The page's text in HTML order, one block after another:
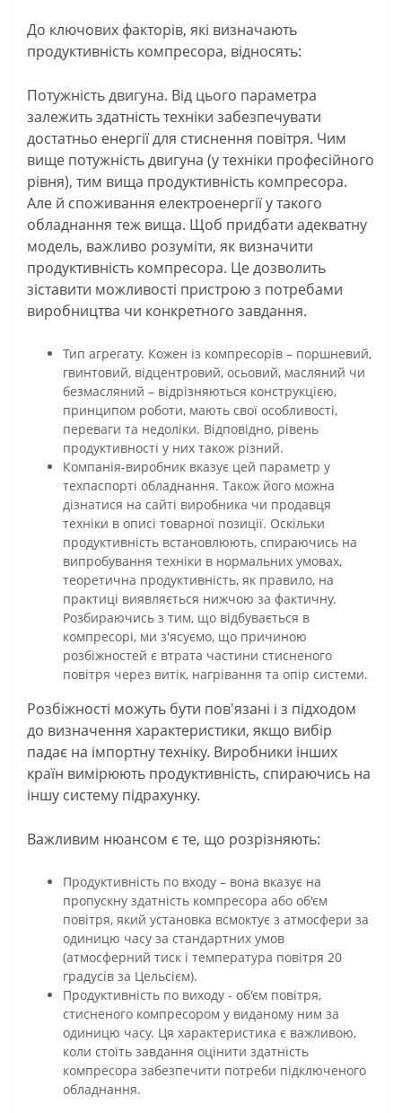
До ключових факторів, які визначають
продуктивність компресора, відносять:
Потужність двигуна. Від цього параметра
залежить здатність техніки забезпечувати
достатньо енергії для стиснення повітря. Чим
вище потужність двигуна (у техніки професійного
рівня), тим вища продуктивність компресора.
Але й споживання електроенергії у такого
обладнання теж вища. Щоб придбати адекватну
модель, важливо розуміти, як визначити
продуктивність компресора. Це дозволить
зіставити можливості пристрою з потребами
виробництва чи конкретного завдання.
Тип агрегату. Кожен із компресорів – поршневий,
гвинтовий, відцентровий, осьовий, масляний чи
безмасляний – відрізняються конструкцією,
принципом роботи, мають свої особливості,
переваги та недоліки. Відповідно, рівень
продуктивності у них також різний.
Компанія-виробник вказує цей параметр у
техпаспорті обладнання. Також його можна
дізнатися на сайті виробника чи продавця
техніки в описі товарної позиції. Оскільки
продуктивність встановлюють, спираючись на
випробування техніки в нормальних умовах,
теоретична продуктивність, як правило, на
практиці виявляється нижчою за фактичну.
Розбираючись з тим, що відбувається в
компресорі, ми з'ясуємо, що причиною
розбіжностей є втрата частини стисненого
повітря через витік, нагрівання та опір системи.
Розбіжності можуть бути пов'язані і з підходом
до визначення характеристики, якщо вибір
падає на імпортну техніку. Виробники інших
країн вимірюють продуктивність, спираючись на
іншу систему підрахунку.
Важливим нюансом є те, що розрізняють:
Продуктивність по входу – вона вказує на
пропускну здатність компресора або об'єм
повітря, який установка всмоктує з атмосфери за
одиницю часу за стандартних умов
(атмосферний тиск і температура повітря 20
градусів за Цельсієм).
Продуктивність по виходу - об'єм повітря,
стисненого компресором у виданому ним за
одиницю часу. Ця характеристика є важливою,
коли стоїть завдання оцінити здатність
компресора забезпечити потреби підключеного
обладнання.